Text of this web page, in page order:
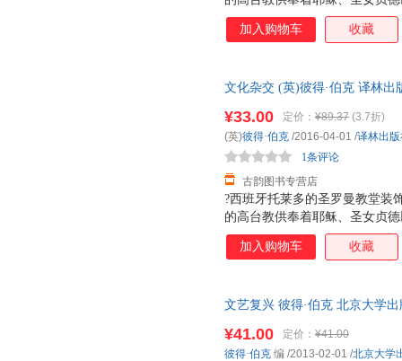
阿契贝用介于伊博人语言与英
从丰富的案例出发，探讨了不
篇讲座稿修改、扩充而成，深
录文章，进一步解释了他对文
加入购物车 收藏
文化杂交 (英)彼得·伯克 译林
?西班牙托莱多的圣罗曼教堂装
的高台教供奉着耶稣、圣女贞
阿契贝用介于伊博人语言与英
从丰富的案例出发，探讨了不
篇讲座稿修改、扩充而成，深
录文章，进一步解释了他对文
¥33.00 定价： ¥89.37 (3.7折)
古韵图书专营店
1条评论
(英)彼得·伯克 /2016-04-01 /译林出
加入购物车 收藏
文艺复兴 彼得·伯克 北京大学出
¥41.00 定价： ¥41.00
彼得·伯克 编 /2013-02-01 /北京大学